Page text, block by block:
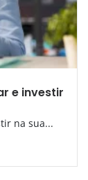
e investir
na sua...